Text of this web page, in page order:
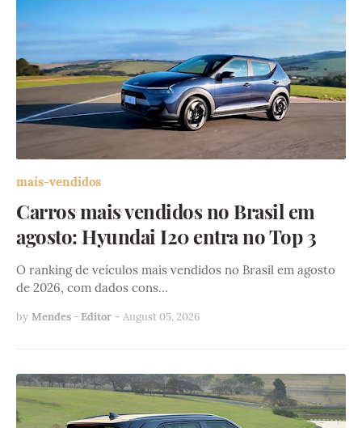
mais-vendidos
Carros mais vendidos no Brasil em
agosto: Hyundai I20 entra no Top 3
O ranking de veículos mais vendidos no Brasil em agosto
de 2026, com dados cons…
by Mendes - Editor - August 05, 2026